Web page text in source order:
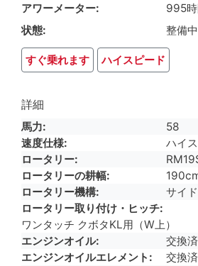
アワーメーター
995
状態
整備中
すぐ乗れます ハイスピード
詳細
馬力
58
速度仕様
ハイ
ロータリー
ロータリーの耕幅
ロータリー機構
サイ
ロータリー取り付け・ヒッチ
ワンタッチ クボタKL用（W上）
エンジンオイル
交換済
エンジンオイルエレメント
交換済